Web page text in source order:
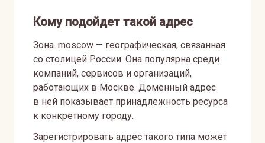
Кому подойдет такой адрес
Зона .moscow — географическая, связанная
со столицей России. Она популярна среди
компаний, сервисов и организаций,
работающих в Москве. Доменный адрес
в ней показывает принадлежность ресурса
к конкретному городу.
Зарегистрировать адрес такого типа может